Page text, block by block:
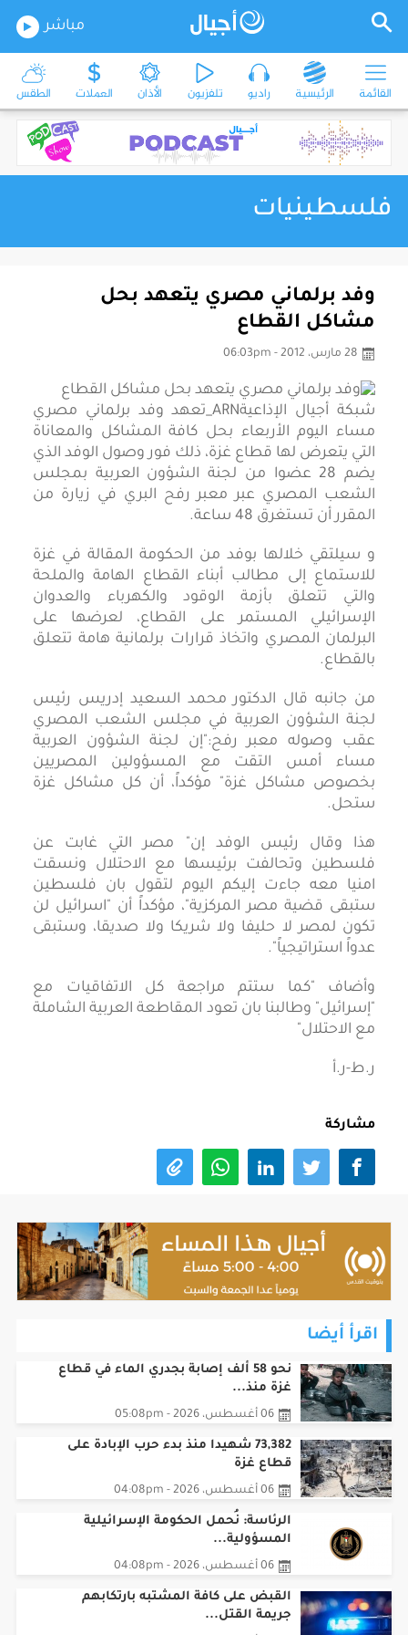
مباشر
القائمة الرئيسية راديو تلفزيون الأذان العملات الطقس
فلسطينيات
وفد برلماني مصري يتعهد بحل
مشاكل القطاع
28 مارس، 2012 - 06:03pm
شبكة أجيال الإذاعيةARN_تعهد وفد برلماني مصري
مساء اليوم الأربعاء بحل كافة المشاكل والمعاناة
التي يتعرض لها قطاع غزة، ذلك فور وصول الوفد الذي
يضم 28 عضوا من لجنة الشؤون العربية بمجلس
الشعب المصري عبر معبر رفح البري في زيارة من
المقرر أن تستغرق 48 ساعة.
و سيلتقي خلالها بوفد من الحكومة المقالة في غزة
للاستماع إلى مطالب أبناء القطاع الهامة والملحة
والتي تتعلق بأزمة الوقود والكهرباء والعدوان
الإسرائيلي المستمر على القطاع، لعرضها على
البرلمان المصري واتخاذ قرارات برلمانية هامة تتعلق
بالقطاع.
من جانبه قال الدكتور محمد السعيد إدريس رئيس
لجنة الشؤون العربية في مجلس الشعب المصري
عقب وصوله معبر رفح:"إن لجنة الشؤون العربية
مساء أمس التقت مع المسؤولين المصريين
بخصوص مشاكل غزة" مؤكداً، أن كل مشاكل غزة
ستحل.
هذا وقال رئيس الوفد إن" مصر التي غابت عن
فلسطين وتحالفت برئيسها مع الاحتلال ونسقت
امنيا معه جاءت إليكم اليوم لتقول بان فلسطين
ستبقى قضية مصر المركزية"، مؤكداً أن "اسرائيل لن
تكون لمصر لا حليفا ولا شريكا ولا صديقا، وستبقى
عدواً استراتيجياً".
وأضاف "كما ستتم مراجعة كل الاتفاقيات مع
"إسرائيل" وطالبنا بان تعود المقاطعة العربية الشاملة
مع الاحتلال"
ر.ط-ر.أ
مشاركة
اقرأ أيضا
نحو 58 ألف إصابة بجدري الماء في قطاع
غزة منذ...
06 أغسطس، 2026 - 05:08pm
73,382 شهيدا منذ بدء حرب الإبادة على
قطاع غزة
06 أغسطس، 2026 - 04:08pm
الرئاسة: نُحمل الحكومة الإسرائيلية
المسؤولية...
06 أغسطس، 2026 - 04:08pm
القبض على كافة المشتبه بارتكابهم
جريمة القتل...